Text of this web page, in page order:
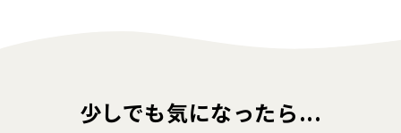
少しでも気になったら...